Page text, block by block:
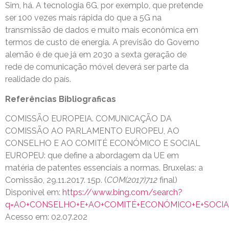
Sim, há. A tecnologia 6G, por exemplo, que pretende
ser 100 vezes mais rápida do que a 5G na
transmissão de dados e muito mais econômica em
termos de custo de energia. A previsão do Governo
alemão é de que já em 2030 a sexta geração de
rede de comunicação móvel deverá ser parte da
realidade do país.
Referências Bibliograficas
COMISSÃO EUROPEIA. COMUNICAÇÃO DA
COMISSÃO AO PARLAMENTO EUROPEU, AO
CONSELHO E AO COMITÉ ECONÓMICO E SOCIAL
EUROPEU: que define a abordagem da UE em
matéria de patentes essenciais a normas. Bruxelas: a
Comissão, 29.11.2017. 15p. (COM(2017)712 final)
Disponivel em: https://www.bing.com/search?
Acesso em: 02.07.202